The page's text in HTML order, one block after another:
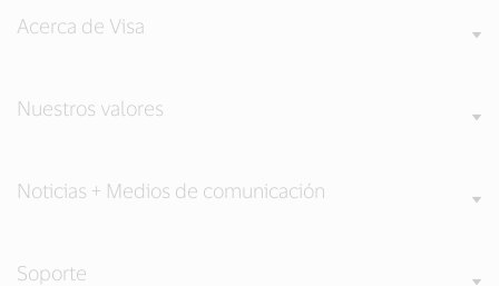
Acerca de Visa
Nuestros valores
Noticias + Medios de comunicación
Soporte